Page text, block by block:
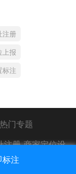
注册
上报
标注
热门专题
注册 商家定位设
址标注
标注